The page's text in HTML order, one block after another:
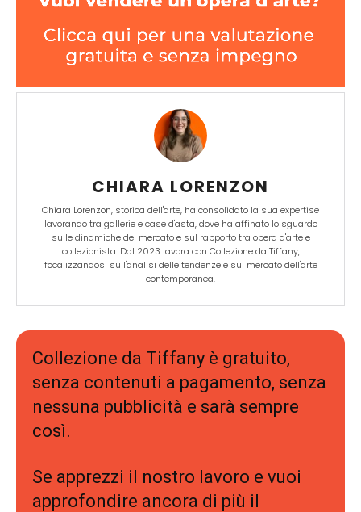
CHIARA LORENZON
Chiara Lorenzon, storica dell'arte, ha consolidato la sua expertise
lavorando tra gallerie e case d'asta, dove ha affinato lo sguardo
sulle dinamiche del mercato e sul rapporto tra opera d'arte e
collezionista. Dal 2023 lavora con Collezione da Tiffany,
focalizzandosi sull'analisi delle tendenze e sul mercato dell'arte
contemporanea.
Collezione da Tiffany è gratuito,
senza contenuti a pagamento, senza
nessuna pubblicità e sarà sempre
così.
Se apprezzi il nostro lavoro e vuoi
approfondire ancora di più il